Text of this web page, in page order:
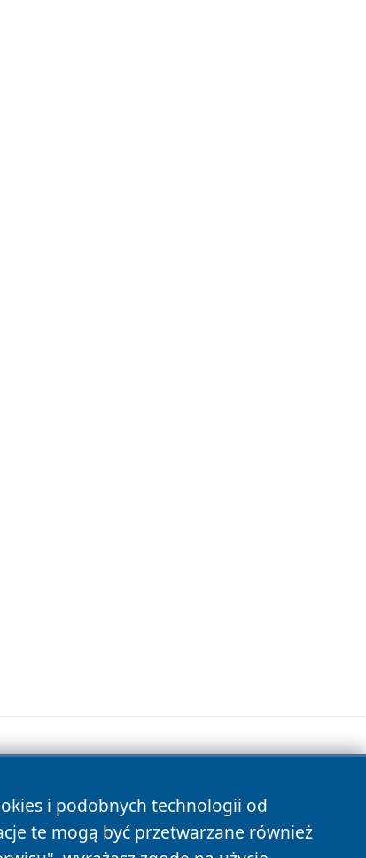
i podobnych technologii od
te mogą być przetwarzane również